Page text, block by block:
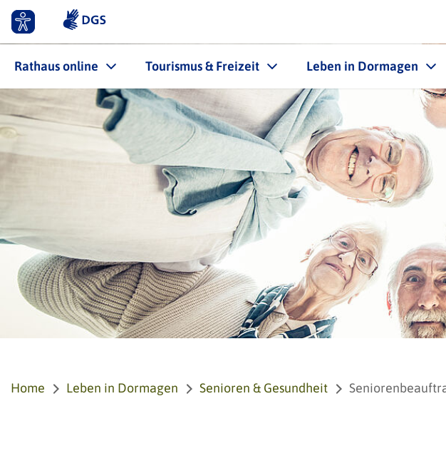
Rathaus online Tourismus & Freizeit Leben in Dormagen
Home Leben in Dormagen Senioren & Gesundheit